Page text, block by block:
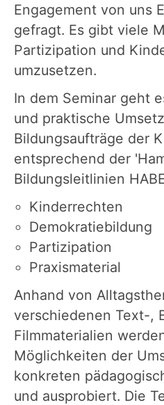
Engagement von uns
gefragt. Es gibt viele
Partizipation und
umzusetzen.
In dem Seminar geht
und praktische
Bildungsaufträge der
entsprechend der
Bildungsleitlinien
Kinderrechten
Demokratiebildung
Partizipation
Praxismaterial
Anhand von
verschiedenen Text-,
Filmmaterialien
Möglichkeiten der
konkreten
und ausprobiert. Die